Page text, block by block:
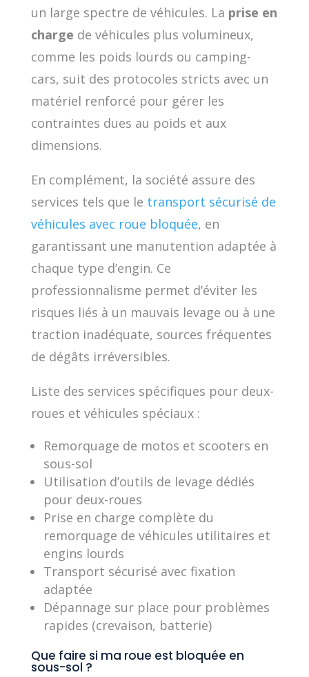
un large spectre de véhicules. La prise en
charge de véhicules plus volumineux,
comme les poids lourds ou camping-
cars, suit des protocoles stricts avec un
matériel renforcé pour gérer les
contraintes dues au poids et aux
dimensions.
En complément, la société assure des
services tels que le transport sécurisé de
véhicules avec roue bloquée, en
garantissant une manutention adaptée à
chaque type d’engin. Ce
professionnalisme permet d’éviter les
risques liés à un mauvais levage ou à une
traction inadéquate, sources fréquentes
de dégâts irréversibles.
Liste des services spécifiques pour deux-
roues et véhicules spéciaux :
Remorquage de motos et scooters en
sous-sol
Utilisation d’outils de levage dédiés
pour deux-roues
Prise en charge complète du
remorquage de véhicules utilitaires et
engins lourds
Transport sécurisé avec fixation
adaptée
Dépannage sur place pour problèmes
rapides (crevaison, batterie)
Que faire si ma roue est bloquée en
sous-sol ?